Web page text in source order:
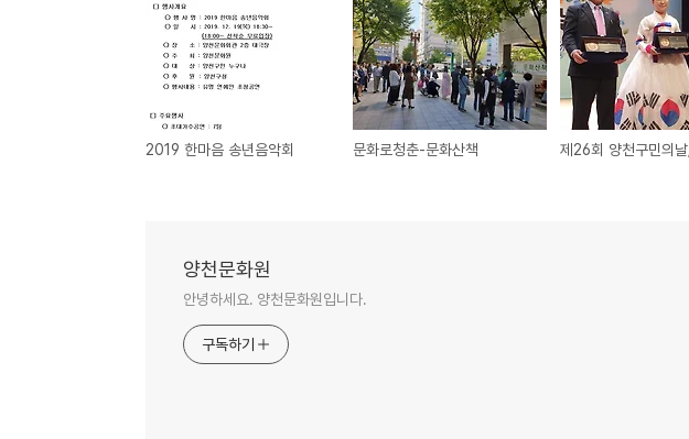
2019 한마음 송년음악회 문화로청춘-문화산책
양천문화원
안녕하세요. 양천문화원입니다.
구독하기